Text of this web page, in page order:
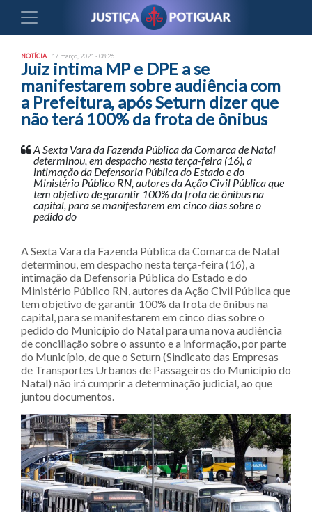
NOTÍCIA | 17 março, 2021 - 08:26
Juiz intima MP e DPE a se
manifestarem sobre audiência com
a Prefeitura, após Seturn dizer que
não terá 100% da frota de ônibus
A Sexta Vara da Fazenda Pública da Comarca de Natal
determinou, em despacho nesta terça-feira (16), a
intimação da Defensoria Pública do Estado e do
Ministério Público RN, autores da Ação Civil Pública que
tem objetivo de garantir 100% da frota de ônibus na
capital, para se manifestarem em cinco dias sobre o
pedido do
A Sexta Vara da Fazenda Pública da Comarca de Natal
determinou, em despacho nesta terça-feira (16), a
intimação da Defensoria Pública do Estado e do
Ministério Público RN, autores da Ação Civil Pública que
tem objetivo de garantir 100% da frota de ônibus na
capital, para se manifestarem em cinco dias sobre o
pedido do Município do Natal para uma nova audiência
de conciliação sobre o assunto e a informação, por parte
do Município, de que o Seturn (Sindicato das Empresas
de Transportes Urbanos de Passageiros do Município do
Natal) não irá cumprir a determinação judicial, ao que
juntou documentos.